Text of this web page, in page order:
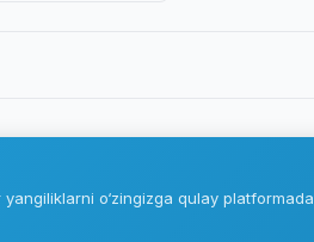
o‘zingizga qulay platformada